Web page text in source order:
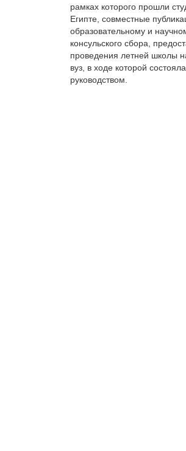
рамках которого прошли
Египте, совместные
образовательному и
консульского сбора,
проведения летней школы
вуз, в ходе которой
руководством.